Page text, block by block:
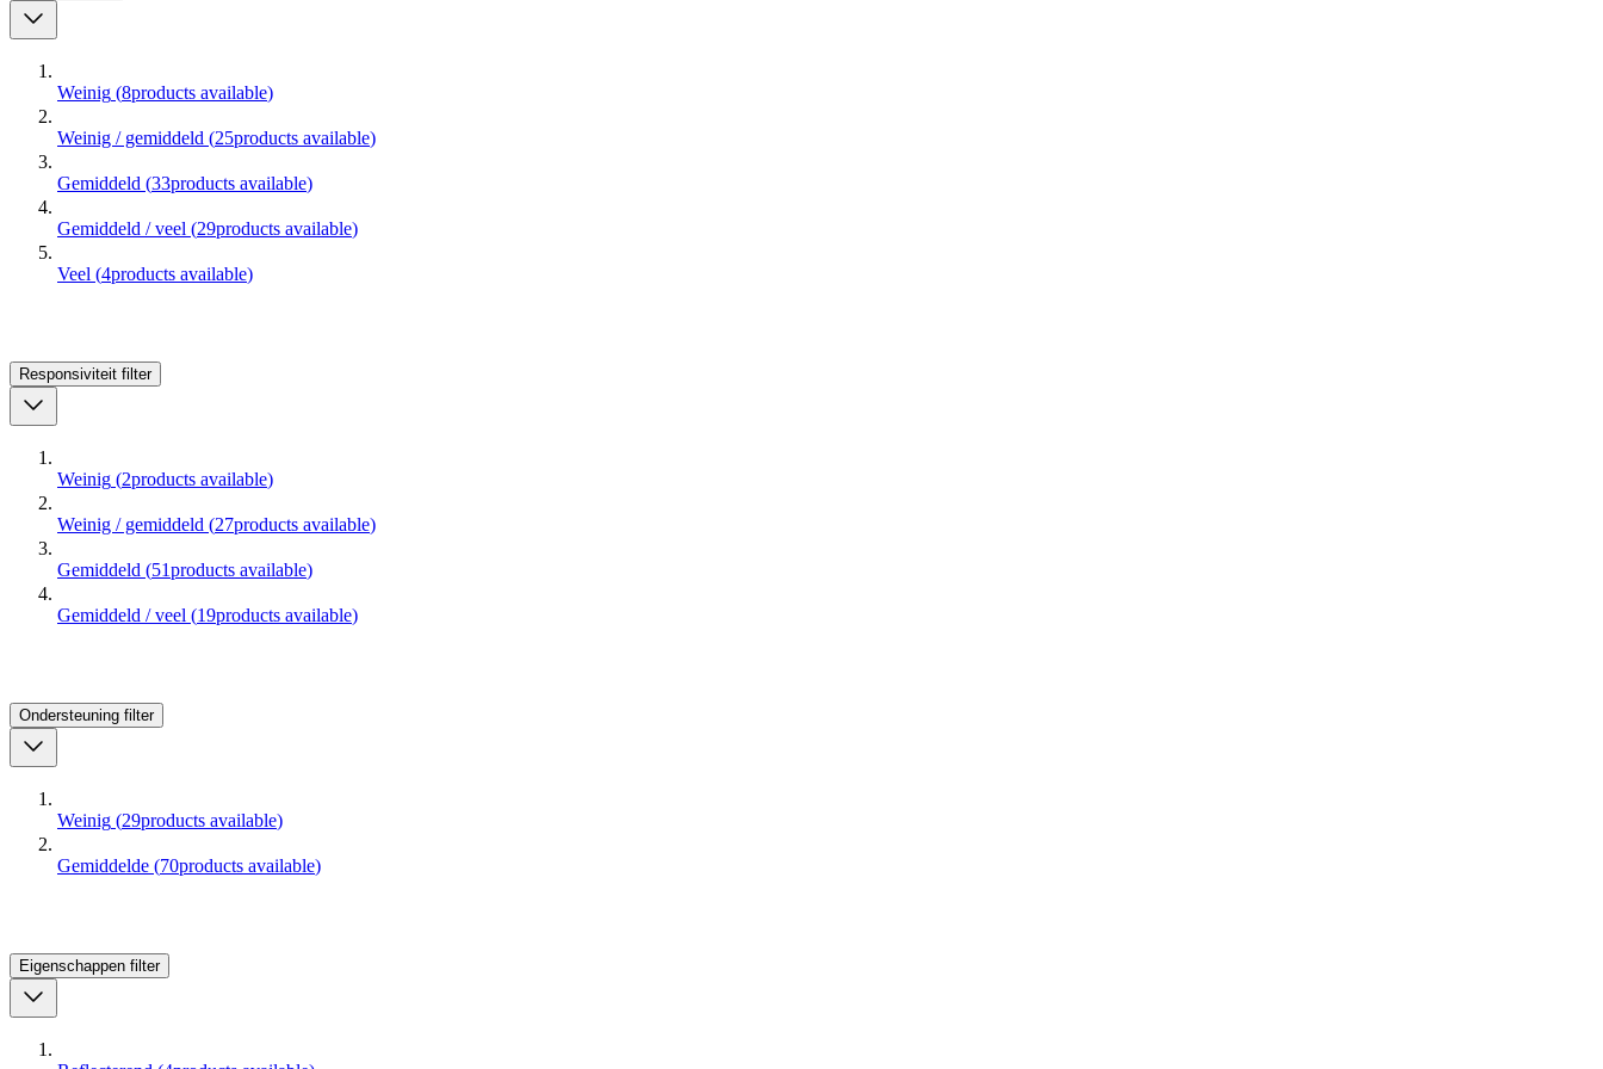
Weinig (8products available)
Weinig / gemiddeld (25products available)
Gemiddeld (33products available)
Gemiddeld / veel (29products available)
Veel (4products available)
Responsiviteit filter
Weinig (2products available)
Weinig / gemiddeld (27products available)
Gemiddeld (51products available)
Gemiddeld / veel (19products available)
Ondersteuning filter
Weinig (29products available)
Gemiddelde (70products available)
Eigenschappen filter